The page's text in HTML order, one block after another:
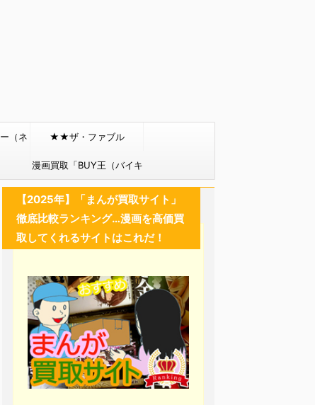
（ネ ★★ザ・ファブル
漫画買取「BUY王（バイキ
ング）」
【2025年】「まんが買取サイト」
徹底比較ランキング…漫画を高価買
取してくれるサイトはこれだ！